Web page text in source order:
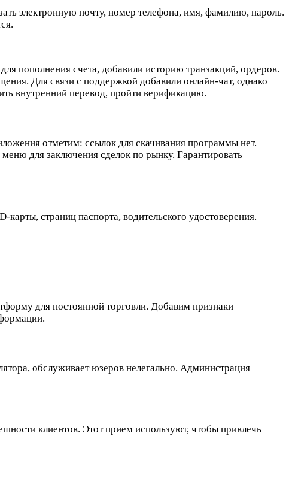
электронную почту, номер телефона, имя, фамилию, пароль.
пополнения счета, добавили историю транзакций, ордеров.
Для связи с поддержкой добавили онлайн-чат, однако
внутренний перевод, пройти верификацию.
отметим: ссылок для скачивания программы нет.
для заключения сделок по рынку. Гарантировать
страниц паспорта, водительского удостоверения.
для постоянной торговли. Добавим признаки
обслуживает юзеров нелегально. Администрация
клиентов. Этот прием используют, чтобы привлечь